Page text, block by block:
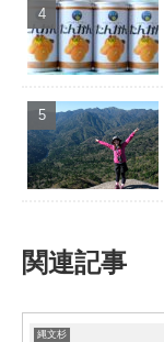
関連記事
縄文杉